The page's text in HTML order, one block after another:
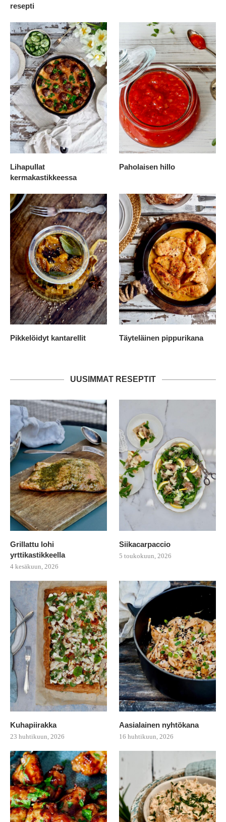
resepti
Lihapullat
kermakastikkeessa
Paholaisen hillo
Pikkelöidyt kantarellit Täyteläinen pippurikana
UUSIMMAT RESEPTIT
Grillattu lohi
yrttikastikkeella
4 kesäkuun, 2026
Siikacarpaccio
5 toukokuun, 2026
Kuhapiirakka
23 huhtikuun, 2026
Aasialainen nyhtökana
16 huhtikuun, 2026